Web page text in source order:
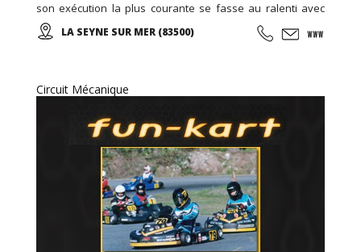
son exécution la plus courante se fasse au ralenti avec
des mouvements doux et unis entre eux, le thai cuc quyen
(taichi) peut s’exécuter de bien des manières différentes,
LA SEYNE SUR MER (83500)
Circuit Mécanique